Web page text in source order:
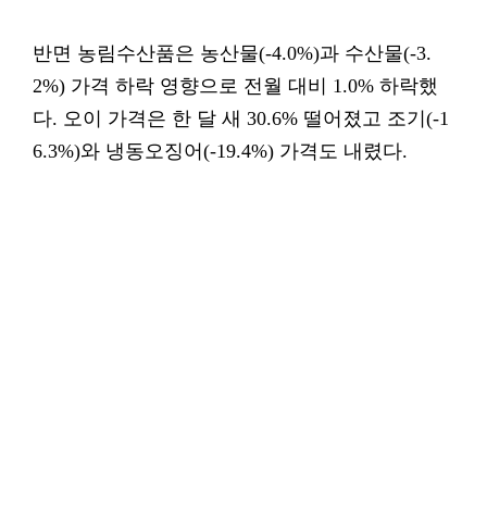
반면 농림수산품은 농산물(-4.0%)과 수산물(-3.
2%) 가격 하락 영향으로 전월 대비 1.0% 하락했
다. 오이 가격은 한 달 새 30.6% 떨어졌고 조기(-1
6.3%)와 냉동오징어(-19.4%) 가격도 내렸다.